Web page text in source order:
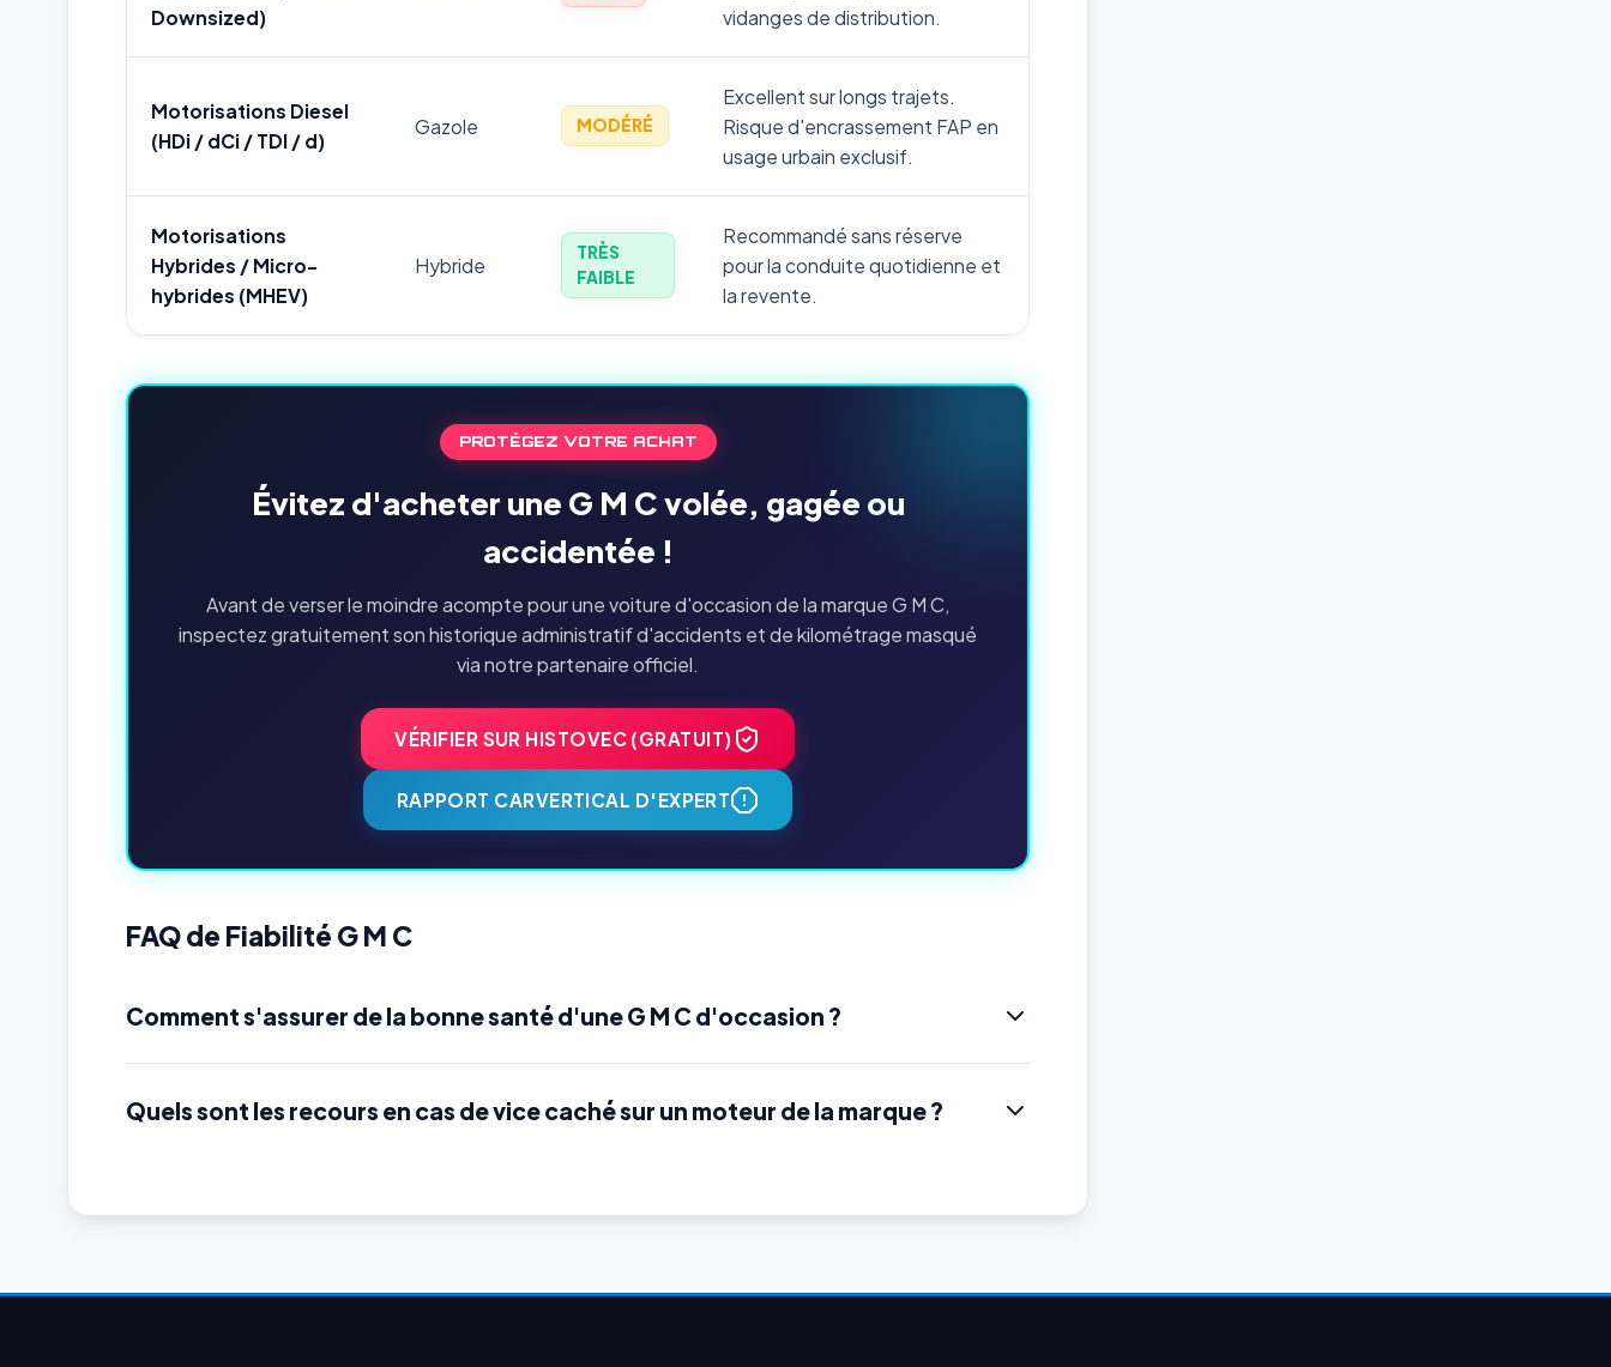
Downsized)
vidanges de distribution.
Motorisations Diesel
(HDi / dCi / TDI / d)
Gazole MODÉRÉ
Excellent sur longs trajets.
Risque d'encrassement FAP en
usage urbain exclusif.
Motorisations
Hybrides / Micro-
hybrides (MHEV)
Hybride
TRÈS
FAIBLE
Recommandé sans réserve
pour la conduite quotidienne et
la revente.
PROTÉGEZ VOTRE ACHAT
Évitez d'acheter une G M C volée, gagée ou
accidentée !
Avant de verser le moindre acompte pour une voiture d'occasion de la marque G M C,
inspectez gratuitement son historique administratif d'accidents et de kilométrage masqué
via notre partenaire officiel.
VÉRIFIER SUR HISTOVEC (GRATUIT)
RAPPORT CARVERTICAL D'EXPERT
FAQ de Fiabilité G M C
Comment s'assurer de la bonne santé d'une G M C d'occasion ?
Quels sont les recours en cas de vice caché sur un moteur de la marque ?